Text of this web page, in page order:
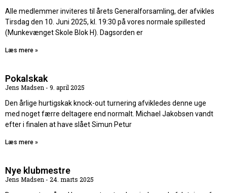
Alle medlemmer inviteres til årets Generalforsamling, der afvikles
Tirsdag den 10. Juni 2025, kl. 19:30 på vores normale spillested
(Munkevænget Skole Blok H). Dagsorden er
Læs mere »
Pokalskak
Jens Madsen
9. april 2025
Den årlige hurtigskak knock-out turnering afvikledes denne uge
med noget færre deltagere end normalt. Michael Jakobsen vandt
efter i finalen at have slået Simun Petur
Læs mere »
Nye klubmestre
Jens Madsen
24. marts 2025